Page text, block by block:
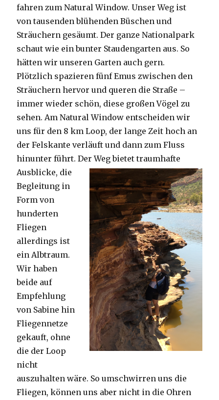
fahren zum Natural Window. Unser Weg ist
von tausenden blühenden Büschen und
Sträuchern gesäumt. Der ganze Nationalpark
schaut wie ein bunter Staudengarten aus. So
hätten wir unseren Garten auch gern.
Plötzlich spazieren fünf Emus zwischen den
Sträuchern hervor und queren die Straße –
immer wieder schön, diese großen Vögel zu
sehen. Am Natural Window entscheiden wir
uns für den 8 km Loop, der lange Zeit hoch an
der Felskante verläuft und dann zum Fluss
hinunter führt. Der Weg bietet traumhafte
Ausblicke, die
Begleitung in
Form von
hunderten
Fliegen
allerdings ist
ein Albtraum.
Wir haben
beide auf
Empfehlung
von Sabine hin
Fliegennetze
gekauft, ohne
die der Loop
nicht
auszuhalten wäre. So umschwirren uns die
Fliegen, können uns aber nicht in die Ohren